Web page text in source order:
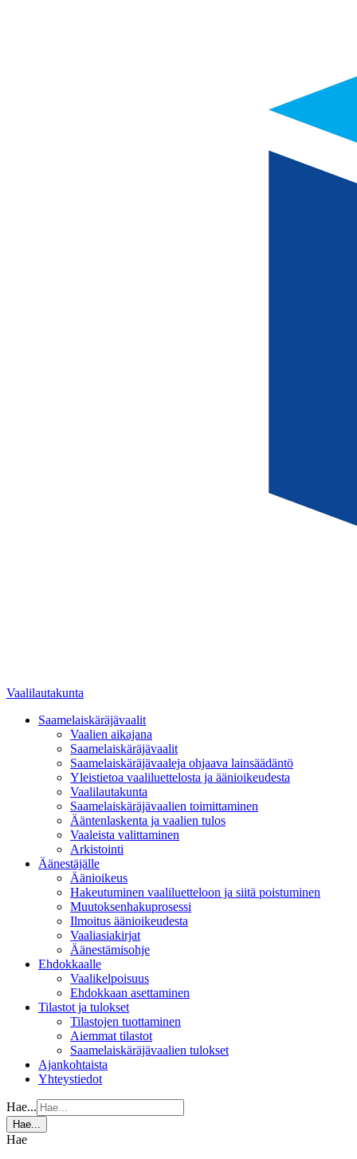
Vaalilautakunta
Saamelaiskäräjävaalit
Vaalien aikajana
Saamelaiskäräjävaalit
Saamelaiskäräjävaaleja ohjaava lainsäädäntö
Yleistietoa vaaliluettelosta ja äänioikeudesta
Vaalilautakunta
Saamelaiskäräjävaalien toimittaminen
Ääntenlaskenta ja vaalien tulos
Vaaleista valittaminen
Arkistointi
Äänestäjälle
Äänioikeus
Hakeutuminen vaaliluetteloon ja siitä poistuminen
Muutoksenhakuprosessi
Ilmoitus äänioikeudesta
Vaaliasiakirjat
Äänestämisohje
Ehdokkaalle
Vaalikelpoisuus
Ehdokkaan asettaminen
Tilastot ja tulokset
Tilastojen tuottaminen
Aiemmat tilastot
Saamelaiskäräjävaalien tulokset
Ajankohtaista
Yhteystiedot
Hae...
Hae...
Hae